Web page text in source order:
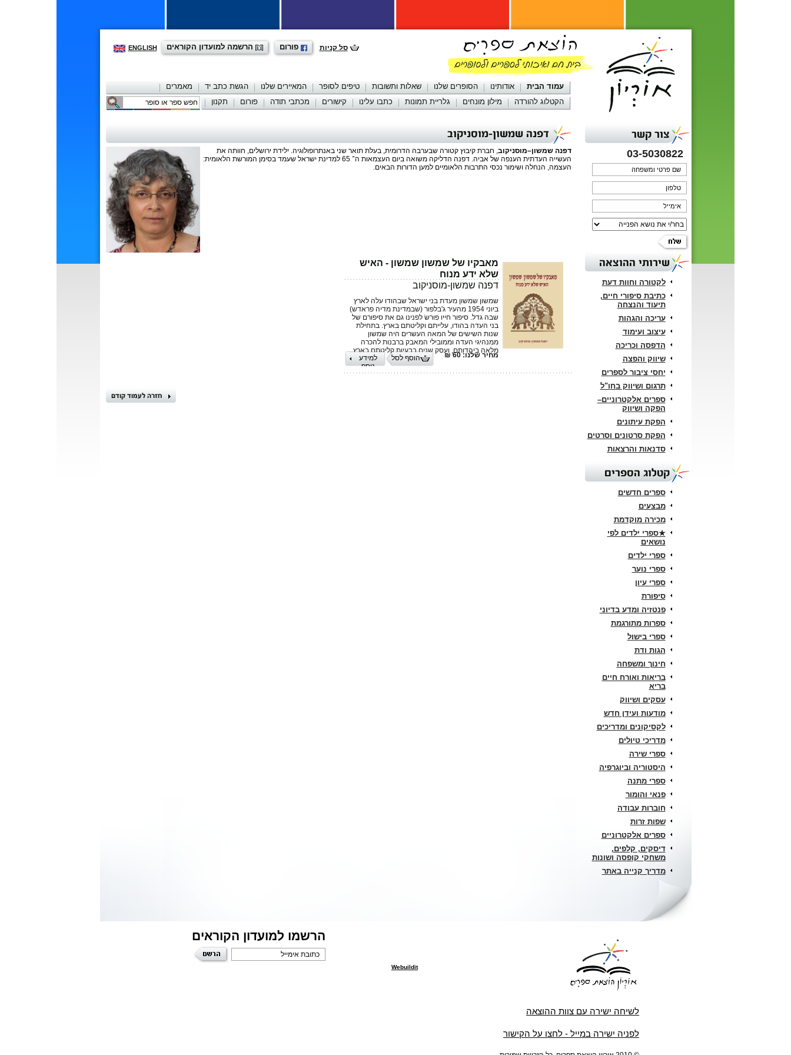
ENGLISH הרשמה למועדון הקוראים פורום סל קניות
עמוד הבית אודותינו הסופרים שלנו שאלות ותשובות טיפים לסופר המאיירים שלנו הגשת כתב יד
מאמרים
הקטלוג להורדה
מילון מונחים גלריית תמונות כתבו עלינו קישורים מכתבי תודה פורום תקנון יצירת קשר
צור קשר
03-5030822
שירותי ההוצאה
לקטורה וחוות דעת
כתיבת סיפורי חיים,
תיעוד והנצחה
עריכה והגהות
עיצוב ועימוד
הדפסה וכריכה
שיווק והפצה
יחסי ציבור לספרים
תרגום ושיווק בחו"ל
ספרים אלקטרוניים–
הפקה ושיווק
הפקת עיתונים
הפקת סרטונים וסרטים
סדנאות והרצאות
קטלוג הספרים
ספרים חדשים
מבצעים
מכירה מוקדמת
★ספרי ילדים לפי
נושאים
ספרי ילדים
ספרי נוער
ספרי עיון
סיפורת
פנטזיה ומדע בדיוני
ספרות מתורגמת
ספרי בישול
הגות ודת
חינוך ומשפחה
בריאות ואורח חיים
בריא
עסקים ושיווק
מודעות ועידן חדש
לקסיקונים ומדריכים
מדריכי טיולים
ספרי שירה
היסטוריה וביוגרפיה
ספרי מתנה
פנאי והומור
חוברות עבודה
שפות זרות
ספרים אלקטרוניים
דיסקים, קלפים,
משחקי קופסה ושונות
מדריך קנייה באתר
דפנה שמשון-מוסניקוב
דפנה שמשון–מוסניקוב, חברת קיבוץ קטורה שבערבה הדרומית, בעלת תואר שני באנתרופולוגיה. ילידת ירושלים, חוותה את
העשייה העדתית הענפה של אביה. דפנה הדליקה משואה ביום העצמאות ה־ 65 למדינת ישראל שעמד בסימן המורשת הלאומית:
העצמה, הנחלה ושימור נכסי התרבות הלאומיים למען הדורות הבאים.
מאבקיו של שמשון שמשון - האיש
שלא ידע מנוח
דפנה שמשון-מוסניקוב
שמשון שמשון מעדת בני ישראל שבהודו עלה לארץ
ביוני 1954 מהעיר ג'בלפור (שבמדינת מדיה פראדש)
שבה גדל. סיפור חייו פורשׂ לפנינו גם את סיפורם של
בני העדה בהודו, עלייתם וקליטתם בארץ. בתחילת
שנות השישים של המאה העשרים היה שמשון
ממנהיגי העדה וממובילי המאבק ברבנות להכרה
מלאה ביהדותם, ועסק שנים בבעיות קליטתם בארץ.
מחיר שלנו: 60 ₪
למידע
נוסף
הוסף לסל
הרשמו למועדון הקוראים
לשיחה ישירה עם צוות ההוצאה
לפניה ישירה במייל - לחצו על הקישור
Webuildit